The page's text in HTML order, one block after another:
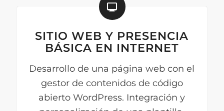
SITIO WEB Y PRESENCIA
BÁSICA EN INTERNET
Desarrollo de una página web con el
gestor de contenidos de código
abierto WordPress. Integración y